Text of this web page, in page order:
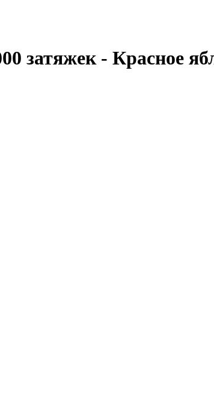
затяжек - Красное